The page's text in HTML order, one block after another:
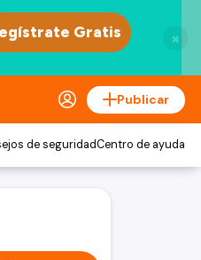
×
Publicar
de seguridadCentro de ayuda